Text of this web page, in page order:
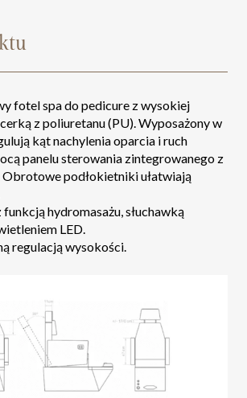
fotel spa do pedicure z wysokiej
z poliuretanu (PU). Wyposażony w
kąt nachylenia oparcia i ruch
panelu sterowania zintegrowanego z
podłokietniki ułatwiają
funkcją hydromasażu, słuchawką
LED.
regulacją wysokości.